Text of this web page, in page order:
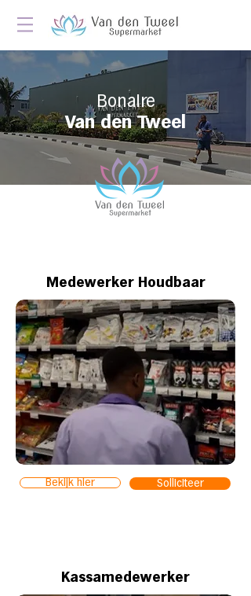
Bonaire
Van den Tweel
Medewerker Houdbaar
Bekijk hier Solliciteer
Kassamedewerker